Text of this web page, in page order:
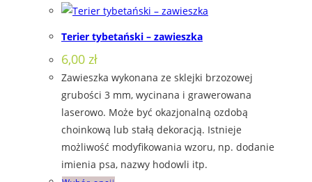
ma
wariantów.
można
wybrać
na
stronie
produktu
Terier tybetański – zawieszka
6,00 zł
Zawieszka wykonana ze sklejki brzozowej
grubości 3 mm, wycinana i grawerowana
laserowo. Może być okazjonalną ozdobą
choinkową lub stałą dekoracją. Istnieje
możliwość modyfikowania wzoru, np. dodanie
imienia psa, nazwy hodowli itp.